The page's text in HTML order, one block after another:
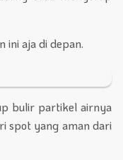
ini aja di depan.
bulir partikel airnya
spot yang aman dari